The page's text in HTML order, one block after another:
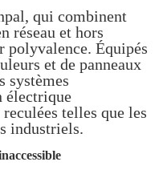
qui combinent
réseau et hors
polyvalence. Équipés
et de panneaux
systèmes
électrique
telles que les
industriels.